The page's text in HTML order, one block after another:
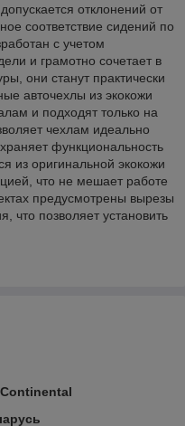
отклонений от
соответствие сидений по
с учетом
и грамотно сочетает в
они станут практически
авточехлы из экокожи
и подходят только на
чехлам идеально
функциональность
из оригинальной экокожи
что не мешает работе
предусмотрены вырезы
что позволяет установить